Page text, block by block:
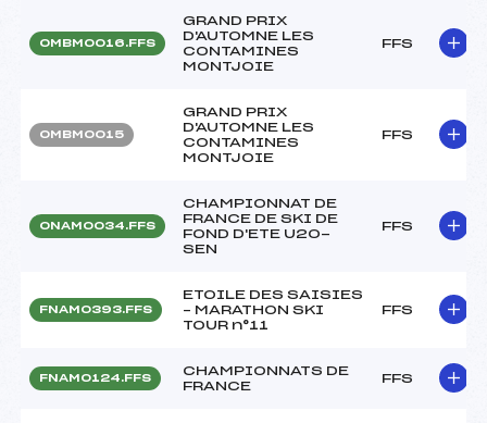
OMBM0016.FFS
GRAND PRIX
D'AUTOMNE LES
CONTAMINES
MONTJOIE
FFS
OMBM0015
GRAND PRIX
D'AUTOMNE LES
CONTAMINES
MONTJOIE
FFS
ONAM0034.FFS
CHAMPIONNAT DE
FRANCE DE SKI DE
FOND D'ETE U20-
SEN
FFS
FNAM0393.FFS
ETOILE DES SAISIES
– MARATHON SKI
TOUR n°11
FFS
FNAM0124.FFS
CHAMPIONNATS DE
FRANCE
FFS